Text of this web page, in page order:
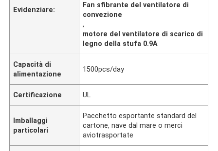
Evidenziare:
Fan sfibrante del ventilatore di
convezione
,
motore del ventilatore di scarico di
legno della stufa 0.9A
Capacità di
alimentazione
1500pcs/day
Certificazione UL
Imballaggi
particolari
Pacchetto esportante standard del
cartone, nave dal mare o merci
aviotrasportate